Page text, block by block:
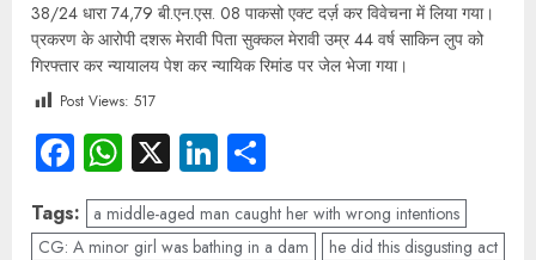
38/24 धारा 74,79 बी.एन.एस. 08 पाकसो एक्ट दर्ज़ कर विवेचना में लिया गया।
प्रकरण के आरोपी दशरू मेरावी पिता सुक्कल मेरावी उम्र 44 वर्ष साकिन लुप को
गिरफ्तार कर न्यायालय पेश कर न्यायिक रिमांड पर जेल भेजा गया।
Post Views: 517
Facebook
WhatsApp
X LinkedIn
Tags:
a middle-aged man caught her with wrong intentions
CG: A minor girl was bathing in a dam
he did this disgusting act